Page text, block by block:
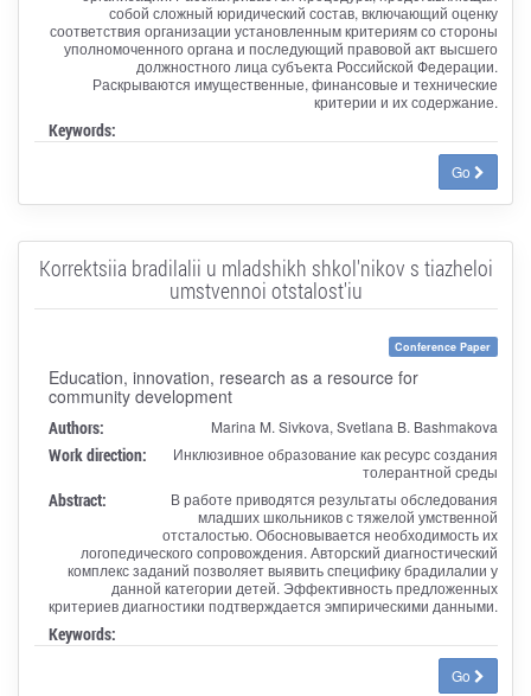
собой сложный юридический состав, включающий оценку
соответствия организации установленным критериям со стороны
уполномоченного органа и последующий правовой акт высшего
должностного лица субъекта Российской Федерации.
Раскрываются имущественные, финансовые и технические
критерии и их содержание.
Keywords:
Go
Korrektsiia bradilalii u mladshikh shkol'nikov s tiazheloi
umstvennoi otstalost'iu
Conference Paper
Education, innovation, research as a resource for
community development
Authors: Marina M. Sivkova, Svetlana B. Bashmakova
Work direction:
Инклюзивное образование как ресурс создания
толерантной среды
Abstract:
В работе приводятся результаты обследования
младших школьников с тяжелой умственной
отсталостью. Обосновывается необходимость их
логопедического сопровождения. Авторский диагностический
комплекс заданий позволяет выявить специфику брадилалии у
данной категории детей. Эффективность предложенных
критериев диагностики подтверждается эмпирическими данными.
Keywords:
Go